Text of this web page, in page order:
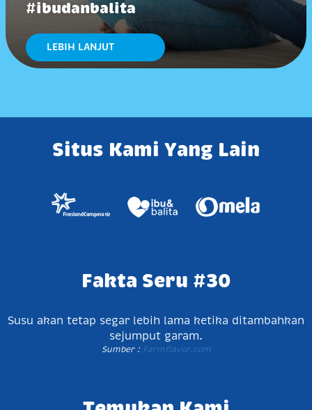
#ibudanbalita
LEBIH LANJUT
Situs Kami Yang Lain
Fakta Seru #30
Susu akan tetap segar lebih lama ketika ditambahkan
sejumput garam.
Sumber :Farmflavor.com